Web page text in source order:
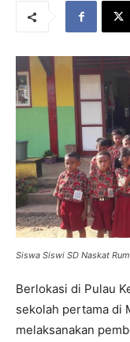
Siswa Siswi SD Naskat
Berlokasi di Pulau
sekolah pertama di
melaksanakan